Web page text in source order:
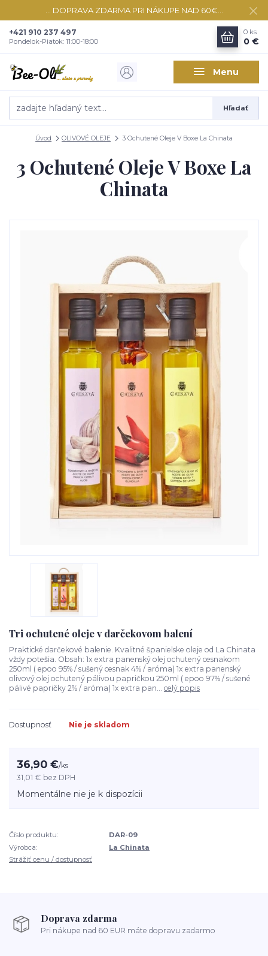
... DOPRAVA ZDARMA PRI NÁKUPE NAD 60€...
Menu
Hľadať
+421 910 237 497
Pondelok-Piatok: 11:00-18:00
0 ks
0 €
Úvod OLIVOVÉ OLEJE 3 Ochutené Oleje V Boxe La Chinata
3 Ochutené Oleje V Boxe La
Chinata
Tri ochutené oleje v darčekovom balení
Praktické darčekové balenie. Kvalitné španielske oleje od La Chinata
vždy potešia. Obsah: 1x extra panenský olej ochutený cesnakom
250ml ( epoo 95% / sušený cesnak 4% / aróma) 1x extra panenský
olivový olej ochutený pálivou papričkou 250ml ( epoo 97% / sušené
pálivé papričky 2% / aróma) 1x extra pan... celý popis
Dostupnosť Nie je skladom
36,90 €/ks
31,01 € bez DPH
Momentálne nie je k dispozícii
Číslo produktu:
DAR-09
Výrobca:
La Chinata
Strážiť cenu / dostupnosť
Doprava zdarma
Pri nákupe nad 60 EUR máte dopravu zadarmo